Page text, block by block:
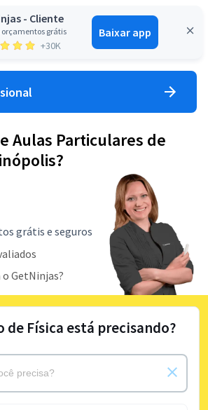
- Cliente
orçamentos grátis
+30K
Baixar app
Entrar
Aulas Particulares de
grátis e seguros
GetNinjas?
de Física está precisando?